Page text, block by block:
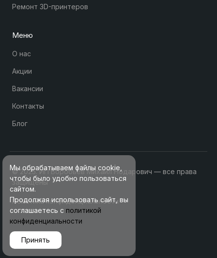
Ремонт 3D-принтеров
Меню
О нас
Акции
Вакансии
Контакты
Блог
© 2025. ИП Воробьев Михаил Нодарович — все права
защищены
Политика конфиденциальности
Мы обрабатываем файлы cookie,
чтобы было удобно пользоваться
сайтом.
Продолжая использовать сайт, вы
соглашаетесь с политикой
конфиденциальности
Принять